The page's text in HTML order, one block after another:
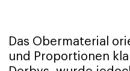
Das Obermaterial
und Proportionen